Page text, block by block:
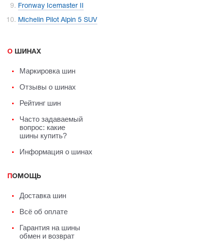
Fronway Icemaster II
Michelin Pilot Alpin 5 SUV
О ШИНАХ
Маркировка шин
Отзывы о шинах
Рейтинг шин
Часто задаваемый
вопрос: какие
шины купить?
Информация о шинах
ПОМОЩЬ
Доставка шин
Всё об оплате
Гарантия на шины
обмен и возврат